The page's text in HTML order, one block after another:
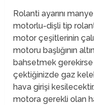
Rolanti ayarını
motorlu-dişli tip
motor çeşitlerinin
motoru başlığının
bahsetmek gerekirse
çektiğinizde gaz
hava girişi
motora gerekli olan